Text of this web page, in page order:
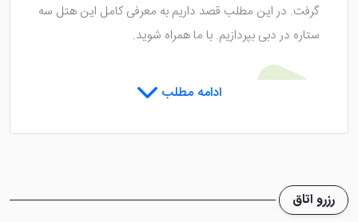
گرفت. در این مطلب قصد داریم به معرفی کامل این هتل سه
ستاره در دبی بپردازیم. با ما همراه شوید.
اتاق های هتل دیز بای ویندهام دیره
بنا، اتاق هایی لوکس با طراحی روز دنیا دارد. مهم ترین و
ادامه مطلب
رزرو اتاق